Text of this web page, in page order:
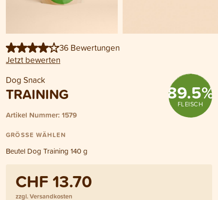
36 Bewertungen
Jetzt bewerten
Dog Snack
TRAINING
Artikel Nummer: 1579
89.5%
FLEISCH
GRÖSSE WÄHLEN
Beutel Dog Training 140 g
CHF 13.70
zzgl. Versandkosten